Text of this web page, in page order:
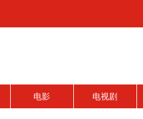
电影 电视剧